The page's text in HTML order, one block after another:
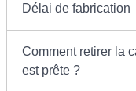
Délai de fabrication
Comment retirer la
est prête ?